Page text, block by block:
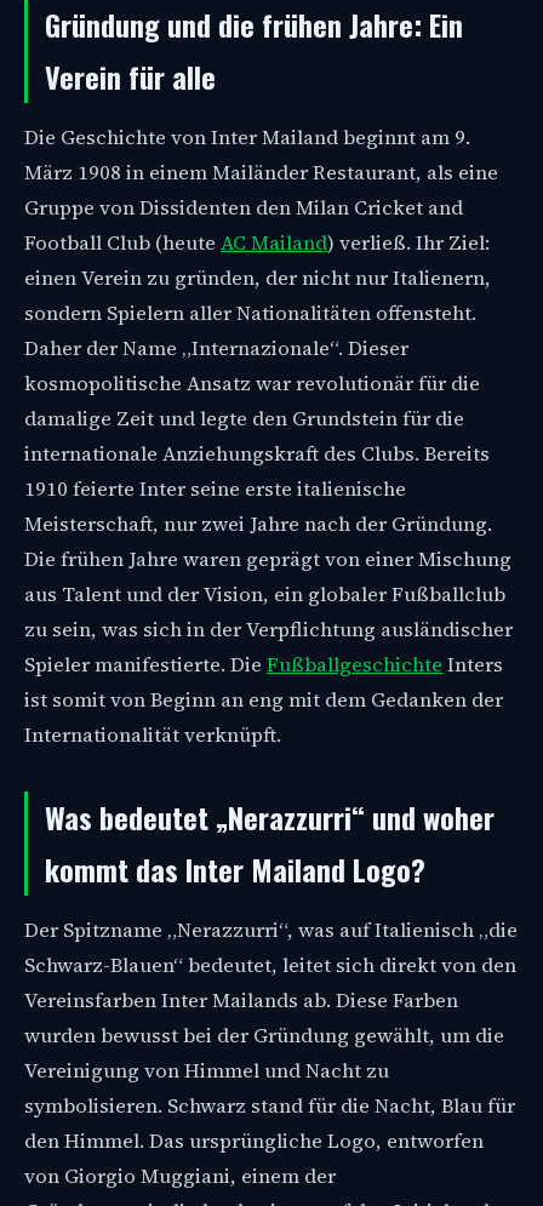
Gründung und die frühen Jahre: Ein
Verein für alle
Die Geschichte von Inter Mailand beginnt am 9.
März 1908 in einem Mailänder Restaurant, als eine
Gruppe von Dissidenten den Milan Cricket and
Football Club (heute AC Mailand) verließ. Ihr Ziel:
einen Verein zu gründen, der nicht nur Italienern,
sondern Spielern aller Nationalitäten offensteht.
Daher der Name „Internazionale“. Dieser
kosmopolitische Ansatz war revolutionär für die
damalige Zeit und legte den Grundstein für die
internationale Anziehungskraft des Clubs. Bereits
1910 feierte Inter seine erste italienische
Meisterschaft, nur zwei Jahre nach der Gründung.
Die frühen Jahre waren geprägt von einer Mischung
aus Talent und der Vision, ein globaler Fußballclub
zu sein, was sich in der Verpflichtung ausländischer
Spieler manifestierte. Die Fußballgeschichte Inters
ist somit von Beginn an eng mit dem Gedanken der
Internationalität verknüpft.
Was bedeutet „Nerazzurri“ und woher
kommt das Inter Mailand Logo?
Der Spitzname „Nerazzurri“, was auf Italienisch „die
Schwarz-Blauen“ bedeutet, leitet sich direkt von den
Vereinsfarben Inter Mailands ab. Diese Farben
wurden bewusst bei der Gründung gewählt, um die
Vereinigung von Himmel und Nacht zu
symbolisieren. Schwarz stand für die Nacht, Blau für
den Himmel. Das ursprüngliche Logo, entworfen
von Giorgio Muggiani, einem der